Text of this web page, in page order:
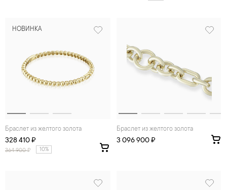
НОВИНКА
Браслет из желтого золота
328 410 ₽
364 900₽ 10%
Браслет из желтого золота
3 096 900 ₽